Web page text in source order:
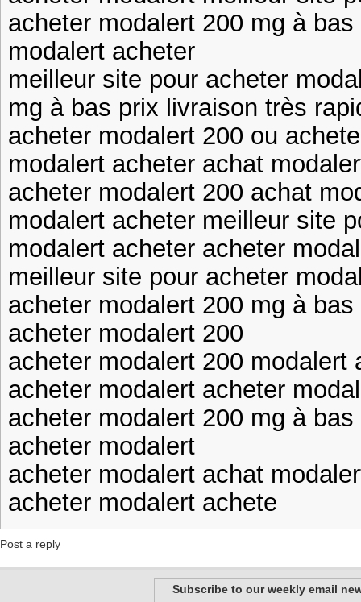
acheter modalert 200 mg à
modalert acheter
meilleur site pour acheter
mg à bas prix livraison très
acheter modalert 200 ou
modalert acheter achat
acheter modalert 200 achat
modalert acheter meilleur site
modalert acheter acheter
meilleur site pour acheter
acheter modalert 200 mg à
acheter modalert 200
acheter modalert 200 modalert
acheter modalert acheter
acheter modalert 200 mg à
acheter modalert
acheter modalert achat
acheter modalert achete
Post a reply
Subscribe to our weekly email